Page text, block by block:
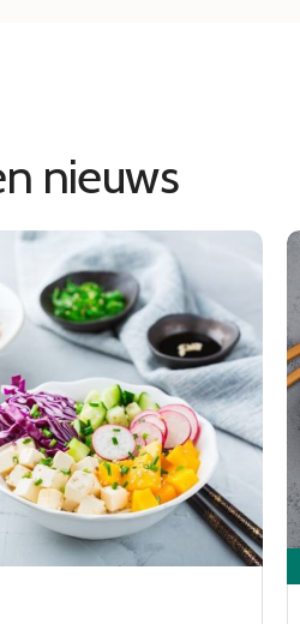
nieuws